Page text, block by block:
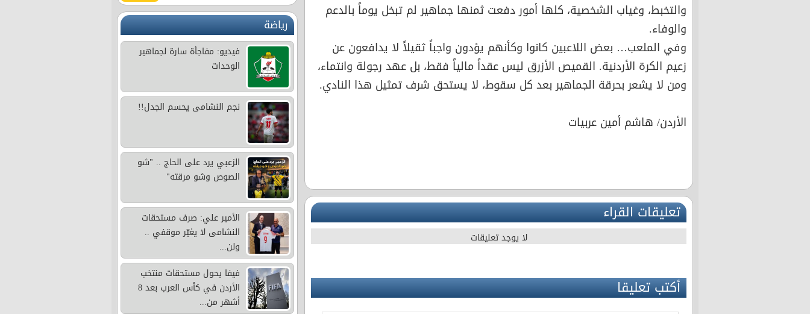
والتخبط، وغياب الشخصية، كلها أمور دفعت ثمنها جماهير لم تبخل يوماً بالدعم
والوفاء.
وفي الملعب… بعض اللاعبين كانوا وكأنهم يؤدون واجباً ثقيلاً لا يدافعون عن
زعيم الكرة الأردنية. القميص الأزرق ليس عقداً مالياً فقط، بل عهد رجولة وانتماء،
ومن لا يشعر بحرقة الجماهير بعد كل سقوط، لا يستحق شرف تمثيل هذا النادي.
الأردن/ هاشم أمين عربيات
تعليقات القراء
لا يوجد تعليقات
أكتب تعليقا
رياضة
فيديو: مفاجأة سارة لجماهير
الوحدات
نجم النشامى يحسم الجدل!!
الزعبي يرد على الحاج .. "شو
الصوص وشو مرقته"
الأمير علي: صرف مستحقات
النشامى لا يغيّر موقفي ..
ولن...
فيفا يحول مستحقات منتخب
الأردن في كأس العرب بعد 8
أشهر من...